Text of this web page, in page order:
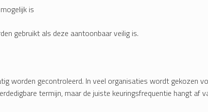
is
gebruikt als deze aantoonbaar veilig is.
worden gecontroleerd. In veel organisaties wordt gekozen
termijn, maar de juiste keuringsfrequentie hangt af